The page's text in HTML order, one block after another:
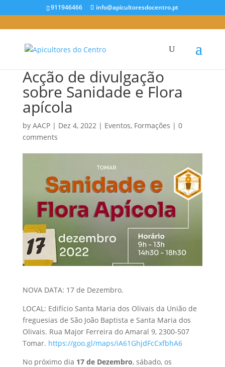
911946466 info@apicultoresdocentro.pt
Acção de divulgação
sobre Sanidade e Flora
apícola
by AACP| Dez 4, 2022| Eventos, Formações | 0
comments
NOVA DATA: 17 de Dezembro.
LOCAL: Edifício Santa Maria dos Olivais da União de
freguesias de São João Baptista e Santa Maria dos
Olivais. Rua Major Ferreira do Amaral 9, 2300-507
Tomar. https://goo.gl/maps/iA61GhjdFcCxfbhA6
No próximo dia 17de Dezembro, sábado, os